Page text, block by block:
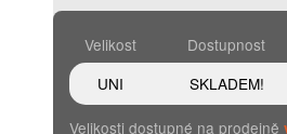
Velikost
Dostupnost
UNI
SKLADEM!
Velikosti dostupné na prodejně